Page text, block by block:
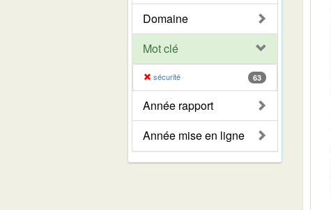
Domaine
Mot clé
sécurité 63
Année rapport
Année mise en ligne